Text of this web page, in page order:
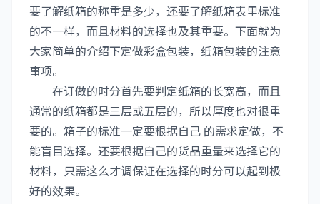
要了解纸箱的称重是多少，还要了解纸箱表里标准
的不一样，而且材料的选择也及其重要。下面就为
大家简单的介绍下定做彩盒包装，纸箱包装的注意
事项。
在订做的时分首先要判定纸箱的长宽高，而且
通常的纸箱都是三层或五层的，所以厚度也对很重
要的。箱子的标准一定要根据自己 的需求定做，不
能盲目选择。还要根据自己的货品重量来选择它的
材料，只需这么才调保证在选择的时分可以起到极
好的效果。